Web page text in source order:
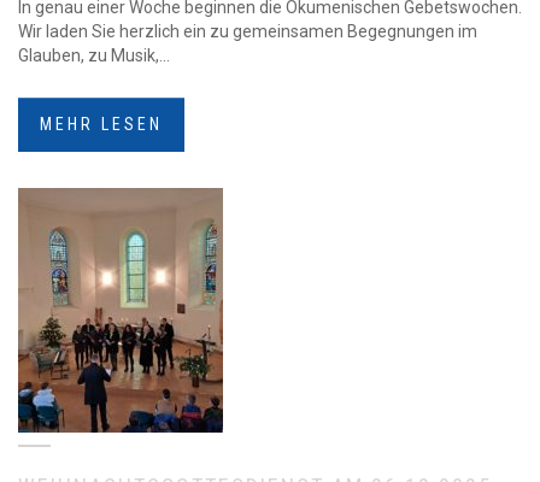
In genau einer Woche beginnen die Ökumenischen Gebetswochen.
Wir laden Sie herzlich ein zu gemeinsamen Begegnungen im
Glauben, zu Musik,...
MEHR LESEN